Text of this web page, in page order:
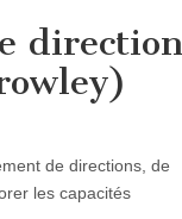
direction
de directions, de
les capacités